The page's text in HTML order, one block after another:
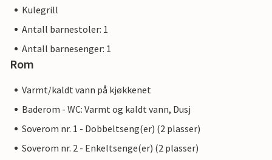
Kulegrill
Antall barnestoler: 1
Antall barnesenger: 1
Rom
Varmt/kaldt vann på kjøkkenet
Baderom - WC: Varmt og kaldt vann, Dusj
Soverom nr. 1 - Dobbeltseng(er) (2 plasser)
Soverom nr. 2 - Enkeltsenge(er) (2 plasser)